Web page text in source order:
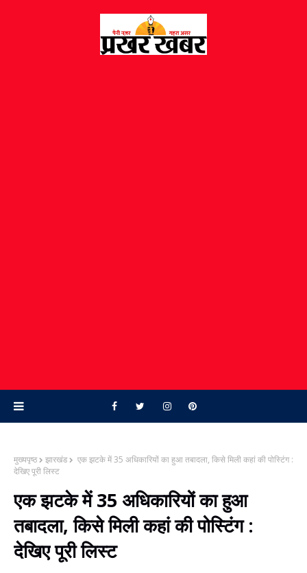
मुख्यपृष्ठ झारखंड
एक झटके में 35 अधिकारियों का हुआ तबादला, किसे मिली कहां की पोस्टिंग :
देखिए पूरी लिस्‍ट
एक झटके में 35 अधिकारियों का हुआ
तबादला, किसे मिली कहां की पोस्टिंग :
देखिए पूरी लिस्‍ट